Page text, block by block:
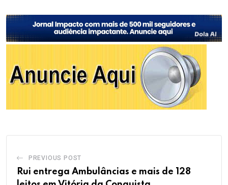
PREVIOUS POST
Rui entrega Ambulâncias e mais de 128